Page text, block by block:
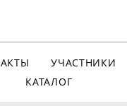
УЧАСТНИКИ
КАТАЛОГ